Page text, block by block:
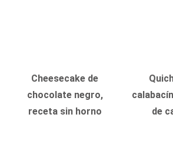
Cheesecake de
chocolate negro,
receta sin horno
de